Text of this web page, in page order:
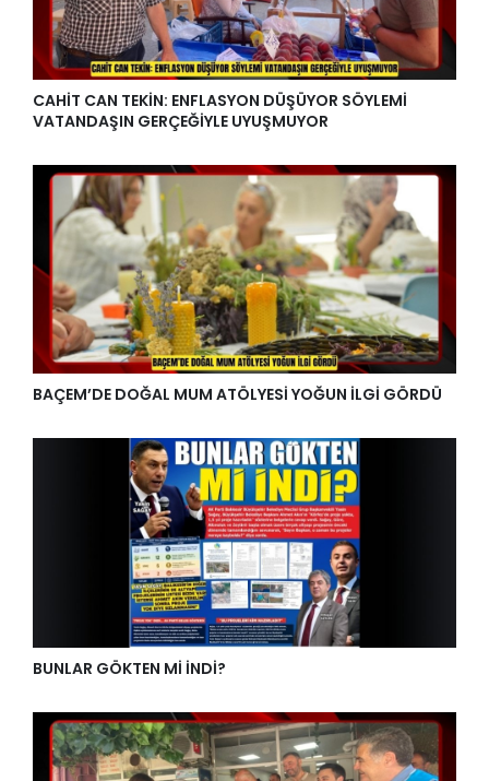
CAHİT CAN TEKİN: ENFLASYON DÜŞÜYOR SÖYLEMİ
VATANDAŞIN GERÇEĞİYLE UYUŞMUYOR
BAÇEM’DE DOĞAL MUM ATÖLYESİ YOĞUN İLGİ GÖRDÜ
BUNLAR GÖKTEN Mİ İNDİ?